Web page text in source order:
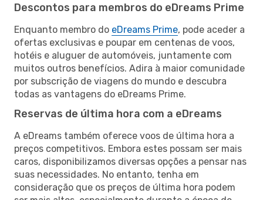
Descontos para membros do eDreams Prime
Enquanto membro do eDreams Prime, pode aceder a
ofertas exclusivas e poupar em centenas de voos,
hotéis e aluguer de automóveis, juntamente com
muitos outros benefícios. Adira à maior comunidade
por subscrição de viagens do mundo e descubra
todas as vantagens do eDreams Prime.
Reservas de última hora com a eDreams
A eDreams também oferece voos de última hora a
preços competitivos. Embora estes possam ser mais
caros, disponibilizamos diversas opções a pensar nas
suas necessidades. No entanto, tenha em
consideração que os preços de última hora podem